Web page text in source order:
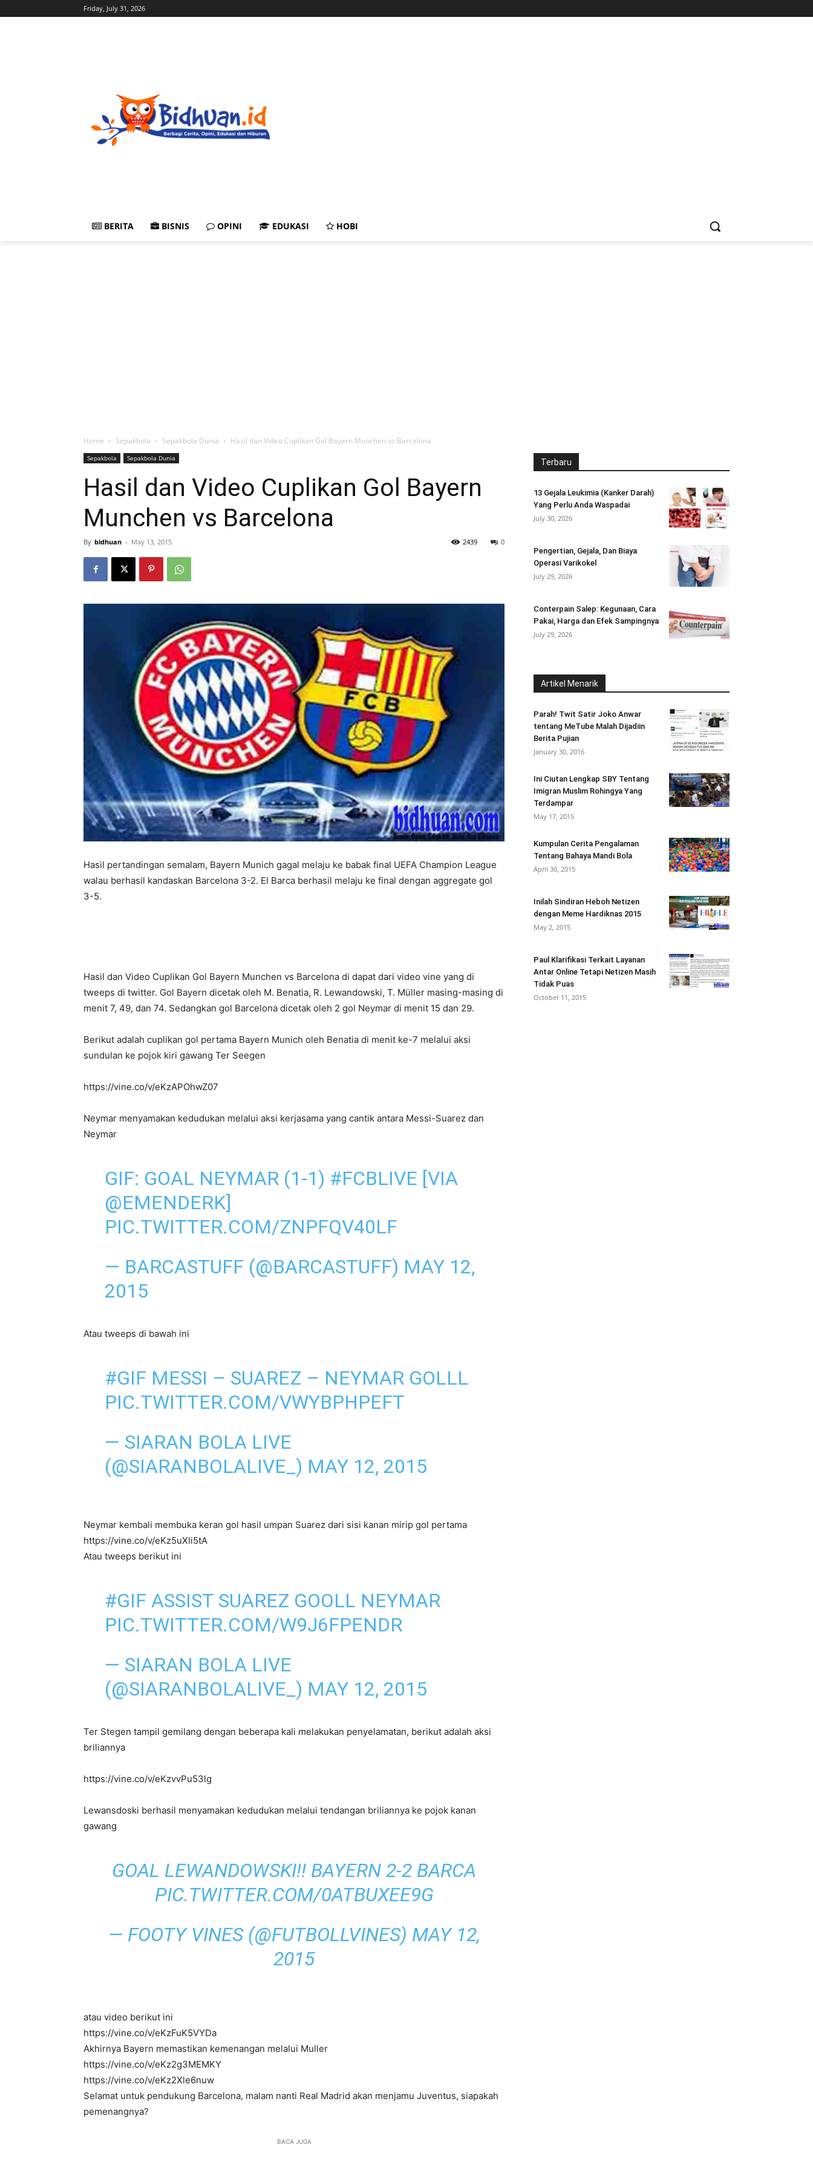
Friday, July 31, 2026
BERITA BISNIS OPINI EDUKASI HOBI
Home Sepakbola Sepakbola Dunia Hasil dan Video Cuplikan Gol Bayern Munchen vs Barcelona
Sepakbola Sepakbola Dunia
Hasil dan Video Cuplikan Gol Bayern
Munchen vs Barcelona
By bidhuan - May 13, 2015 0
2439
Hasil pertandingan semalam, Bayern Munich gagal melaju ke babak final UEFA Champion League
walau berhasil kandaskan Barcelona 3-2. El Barca berhasil melaju ke final dengan aggregate gol
3-5.
Hasil dan Video Cuplikan Gol Bayern Munchen vs Barcelona di dapat dari video vine yang di
tweeps di twitter. Gol Bayern dicetak oleh M. Benatia, R. Lewandowski, T. Müller masing-masing di
menit 7, 49, dan 74. Sedangkan gol Barcelona dicetak oleh 2 gol Neymar di menit 15 dan 29.
Berikut adalah cuplikan gol pertama Bayern Munich oleh Benatia di menit ke-7 melalui aksi
sundulan ke pojok kiri gawang Ter Seegen
https://vine.co/v/eKzAPOhwZ07
Neymar menyamakan kedudukan melalui aksi kerjasama yang cantik antara Messi-Suarez dan
Neymar
GIF: GOAL NEYMAR (1-1) #FCBLIVE [VIA
@EMENDERK]
PIC.TWITTER.COM/ZNPFQV40LF
— BARCASTUFF (@BARCASTUFF) MAY 12,
2015
Atau tweeps di bawah ini
#GIF MESSI – SUAREZ – NEYMAR GOLLL
PIC.TWITTER.COM/VWYBPHPEFT
— SIARAN BOLA LIVE
(@SIARANBOLALIVE_) MAY 12, 2015
Neymar kembali membuka keran gol hasil umpan Suarez dari sisi kanan mirip gol pertama
https://vine.co/v/eKz5uXli5tA
Atau tweeps berikut ini
#GIF ASSIST SUAREZ GOOLL NEYMAR
PIC.TWITTER.COM/W9J6FPENDR
— SIARAN BOLA LIVE
(@SIARANBOLALIVE_) MAY 12, 2015
Ter Stegen tampil gemilang dengan beberapa kali melakukan penyelamatan, berikut adalah aksi
briliannya
https://vine.co/v/eKzvvPu53lg
Lewansdoski berhasil menyamakan kedudukan melalui tendangan briliannya ke pojok kanan
gawang
GOAL LEWANDOWSKI!! BAYERN 2-2 BARCA
PIC.TWITTER.COM/0ATBUXEE9G
— FOOTY VINES (@FUTBOLLVINES) MAY 12,
2015
atau video berikut ini
https://vine.co/v/eKzFuK5VYDa
Akhirnya Bayern memastikan kemenangan melalui Muller
https://vine.co/v/eKz2g3MEMKY
https://vine.co/v/eKz2Xle6nuw
Selamat untuk pendukung Barcelona, malam nanti Real Madrid akan menjamu Juventus, siapakah
pemenangnya?
BACA JUGA
Terbaru
13 Gejala Leukimia (Kanker Darah)
Yang Perlu Anda Waspadai
July 30, 2026
Pengertian, Gejala, Dan Biaya
Operasi Varikokel
July 29, 2026
Conterpain Salep: Kegunaan, Cara
Pakai, Harga dan Efek Sampingnya
July 29, 2026
Artikel Menarik
Parah! Twit Satir Joko Anwar
tentang MeTube Malah Dijadiin
Berita Pujian
January 30, 2016
Ini Ciutan Lengkap SBY Tentang
Imigran Muslim Rohingya Yang
Terdampar
May 17, 2015
Kumpulan Cerita Pengalaman
Tentang Bahaya Mandi Bola
April 30, 2015
Inilah Sindiran Heboh Netizen
dengan Meme Hardiknas 2015
May 2, 2015
Paul Klarifikasi Terkait Layanan
Antar Online Tetapi Netizen Masih
Tidak Puas
October 11, 2015